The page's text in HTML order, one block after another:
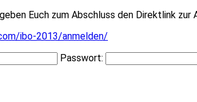
Euch zum Abschluss den Direktlink zur
ibo-2013/anmelden/
Passwort: